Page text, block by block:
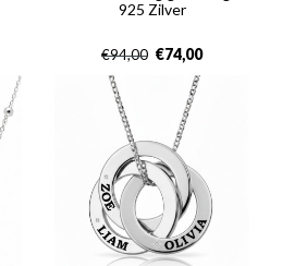
925 Zilver
€94,00 €74,00